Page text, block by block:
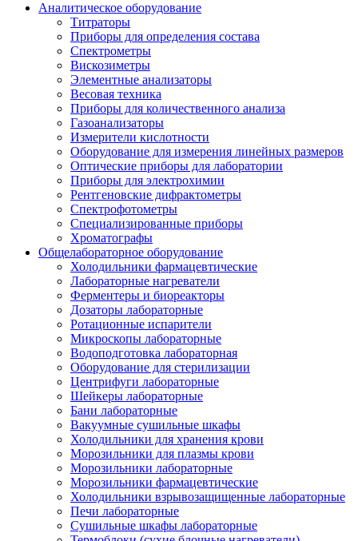
Аналитическое оборудование
Титраторы
Приборы для определения состава
Спектрометры
Вискозиметры
Элементные анализаторы
Весовая техника
Приборы для количественного анализа
Газоанализаторы
Измерители кислотности
Оборудование для измерения линейных размеров
Оптические приборы для лаборатории
Приборы для электрохимии
Рентгеновские дифрактометры
Спектрофотометры
Специализированные приборы
Хроматографы
Общелабораторное оборудование
Холодильники фармацевтические
Лабораторные нагреватели
Ферментеры и биореакторы
Дозаторы лабораторные
Ротационные испарители
Микроскопы лабораторные
Водоподготовка лабораторная
Оборудование для стерилизации
Центрифуги лабораторные
Шейкеры лабораторные
Бани лабораторные
Вакуумные сушильные шкафы
Холодильники для хранения крови
Морозильники для плазмы крови
Морозильники лабораторные
Морозильники фармацевтические
Холодильники взрывозащищенные лабораторные
Печи лабораторные
Сушильные шкафы лабораторные